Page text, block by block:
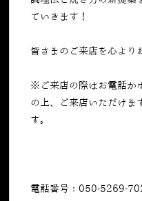
ていきます！
皆さまのご来店を心より
※ご来店の際はお電話か
の上、ご来店いただけま
す。
電話番号：050-5269-